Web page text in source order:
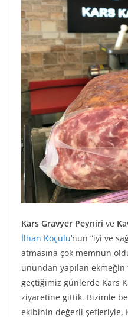
Kars Gravyer Peyniri ve
İlhan Koçulu‘nun “iyi ve
atmasına çok memnun
unundan yapılan
geçtiğimiz günlerde Kars
ziyaretine gittik. Bizimle
ekibinin değerli şefleriyle,